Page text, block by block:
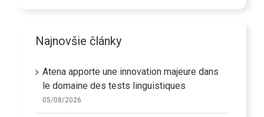
Najnovšie články
Atena apporte une innovation majeure dans
le domaine des tests linguistiques
05/08/2026